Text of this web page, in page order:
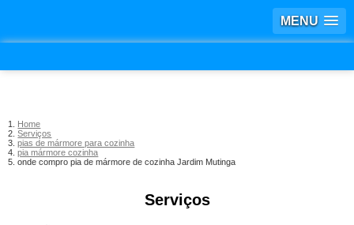
MENU
Home
Serviços
pias de mármore para cozinha
pia mármore cozinha
onde compro pia de mármore de cozinha Jardim Mutinga
Serviços